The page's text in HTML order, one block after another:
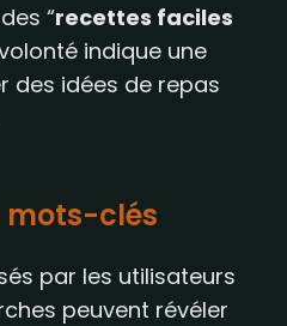
“recettes faciles
indique une
des idées de repas
mots-clés
par les utilisateurs
peuvent révéler